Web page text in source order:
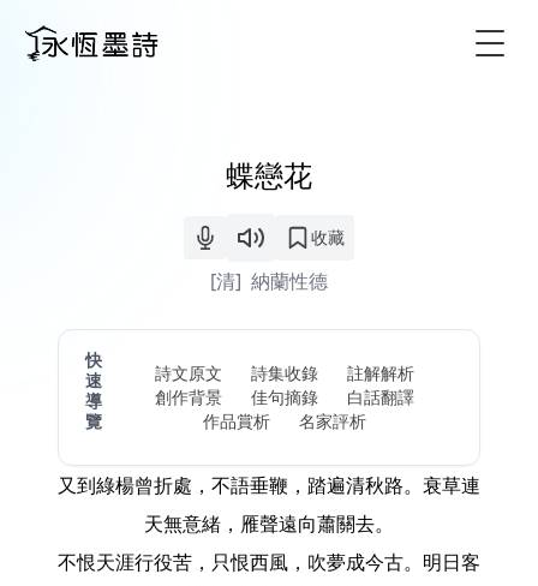
蝶戀花
收藏
[清] 納蘭性德
快
速
導
覽
詩文原文 詩集收錄
註解解析
創作背景
佳句摘錄
白話翻譯
作品賞析
名家評析
又到綠楊曾折處，不語垂鞭，踏遍清秋路。衰草連
天無意緒，雁聲遠向蕭關去。
不恨天涯行役苦，只恨西風，吹夢成今古。明日客